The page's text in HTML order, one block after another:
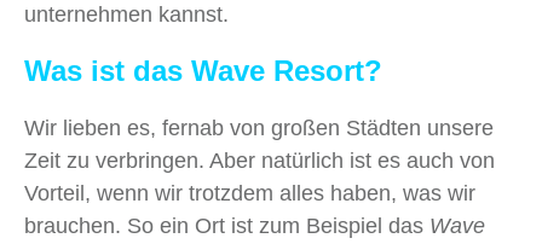
unternehmen kannst.
Was ist das Wave Resort?
Wir lieben es, fernab von großen Städten unsere
Zeit zu verbringen. Aber natürlich ist es auch von
Vorteil, wenn wir trotzdem alles haben, was wir
brauchen. So ein Ort ist zum Beispiel das Wave